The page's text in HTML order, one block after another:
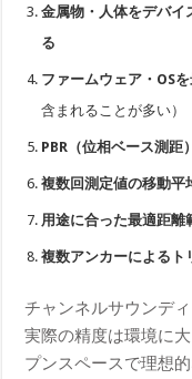
金属物・人体をデバイ
る
ファームウェア・OS
含まれることが多い）
PBR（位相ベース測距
複数回測定値の移動平
用途に合った最適距離
複数アンカーによるト
チャンネルサウンデ
実際の精度は環境に
プンスペースで理想